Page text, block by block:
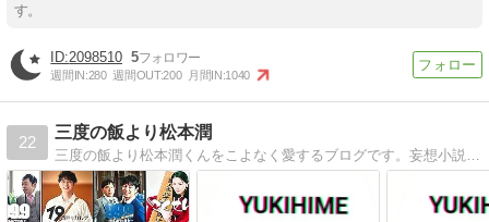
す。
2098510 5
週間IN:280 週間OUT:200 月間IN:1040
22
三度の飯より松本潤
三度の飯より松本潤くんをこよなく愛するブログです。妄想小説を再開致しました。